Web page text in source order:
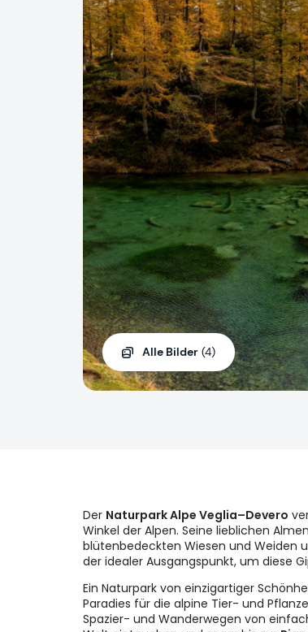
Alle Bilder (4)
Der Naturpark Alpe Veglia–Devero
Winkel der Alpen. Seine lieblichen
blütenbedeckten Wiesen und Weiden
der idealer Ausgangspunkt, um diese
Ein Naturpark von einzigartiger
Paradies für die alpine Tier- und
Spazier- und Wanderwegen von